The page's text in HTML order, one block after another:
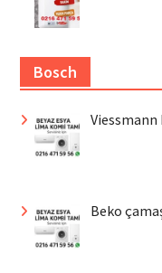
Bosch
Viessmann
Beko